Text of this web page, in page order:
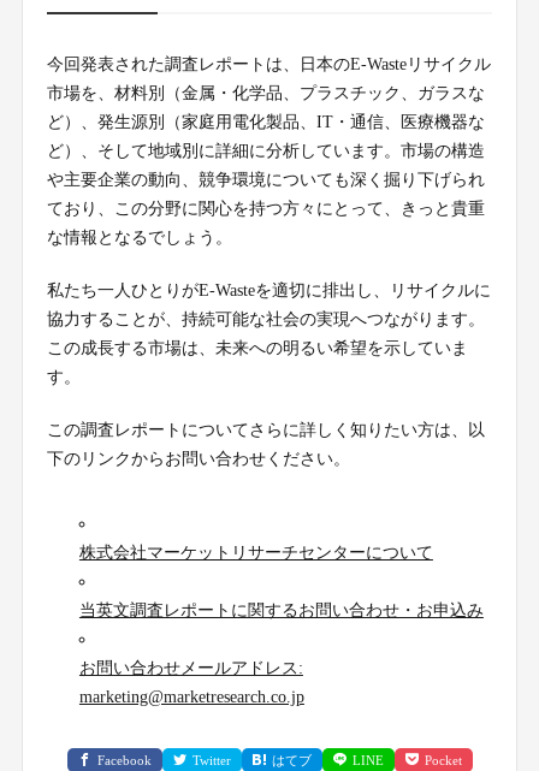
今回発表された調査レポートは、日本のE-Wasteリサイクル
市場を、材料別（金属・化学品、プラスチック、ガラスな
ど）、発生源別（家庭用電化製品、IT・通信、医療機器な
ど）、そして地域別に詳細に分析しています。市場の構造
や主要企業の動向、競争環境についても深く掘り下げられ
ており、この分野に関心を持つ方々にとって、きっと貴重
な情報となるでしょう。
私たち一人ひとりがE-Wasteを適切に排出し、リサイクルに
協力することが、持続可能な社会の実現へつながります。
この成長する市場は、未来への明るい希望を示していま
す。
この調査レポートについてさらに詳しく知りたい方は、以
下のリンクからお問い合わせください。
株式会社マーケットリサーチセンターについて
当英文調査レポートに関するお問い合わせ・お申込み
お問い合わせメールアドレス:
marketing@marketresearch.co.jp
Facebook Twitter はてブ LINE Pocket